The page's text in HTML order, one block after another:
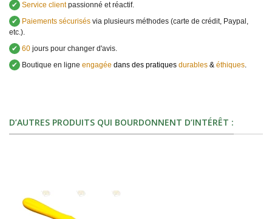
✔ Service clientpassionné et réactif.
✔
Paiements sécurisés via plusieurs méthodes (carte de crédit, Paypal,
etc.).
✔ 60 jours pour changer d'avis.
✔
Boutique en ligne engagée dans des pratiques durables & éthiques.
D’AUTRES PRODUITS QUI BOURDONNENT D’INTÉRÊT :